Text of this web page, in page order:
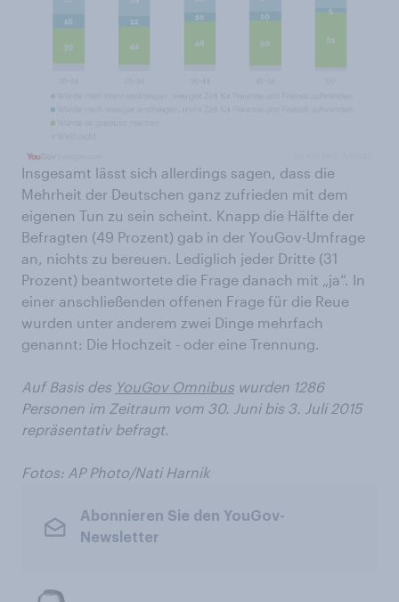
Insgesamt lässt sich allerdings sagen, dass die
Mehrheit der Deutschen ganz zufrieden mit dem
eigenen Tun zu sein scheint. Knapp die Hälfte der
Befragten (49 Prozent) gab in der YouGov-Umfrage
an, nichts zu bereuen. Lediglich jeder Dritte (31
Prozent) beantwortete die Frage danach mit „ja“. In
einer anschließenden offenen Frage für die Reue
wurden unter anderem zwei Dinge mehrfach
genannt: Die Hochzeit - oder eine Trennung.
Auf Basis des YouGov Omnibus wurden 1286
Personen im Zeitraum vom 30. Juni bis 3. Juli 2015
repräsentativ befragt.
Fotos: AP Photo/Nati Harnik
Abonnieren Sie den YouGov-
Newsletter